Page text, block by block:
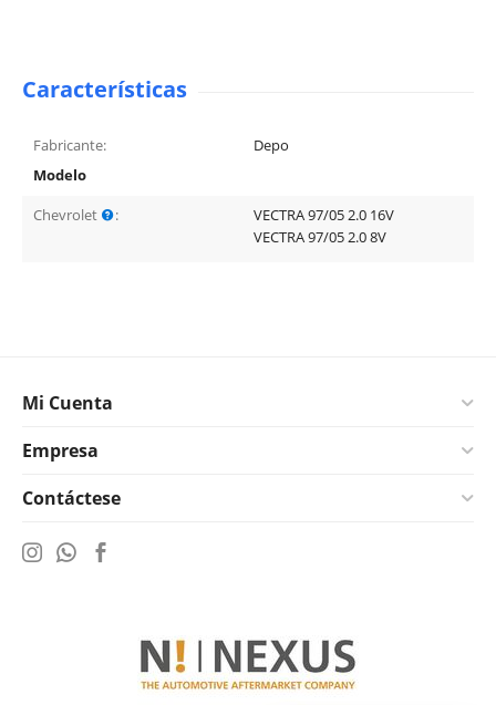
Características
Fabricante:
Depo
Modelo
Chevrolet
:
VECTRA 97/05 2.0 16V
VECTRA 97/05 2.0 8V
Mi Cuenta
Empresa
Contáctese